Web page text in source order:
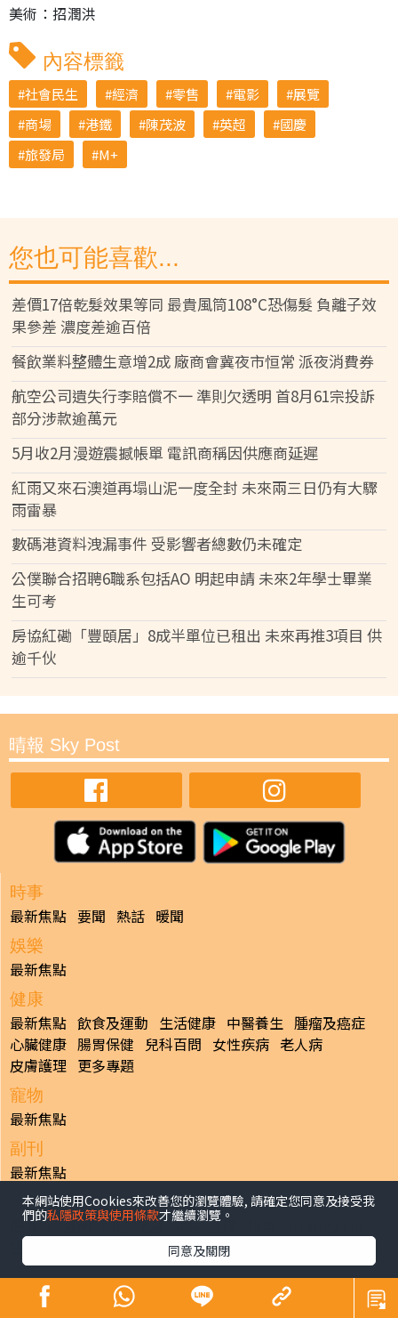
美術：招潤洪
內容標籤
社會民生 經濟 零售 電影
展覽
商場
港鐵 陳茂波 英超
國慶
旅發局
M+
您也可能喜歡...
差價17倍乾髮效果等同 最貴風筒108°C恐傷髮 負離子效
果參差 濃度差逾百倍
餐飲業料整體生意增2成 廠商會冀夜市恒常 派夜消費券
航空公司遺失行李賠償不一 準則欠透明 首8月61宗投訴
部分涉款逾萬元
5月收2月漫遊震撼帳單 電訊商稱因供應商延遲
紅雨又來石澳道再塌山泥一度全封 未來兩三日仍有大驟
雨雷暴
數碼港資料洩漏事件 受影響者總數仍未確定
公僕聯合招聘6職系包括AO 明起申請 未來2年學士畢業
生可考
房協紅磡「豐頤居」8成半單位已租出 未來再推3項目 供
逾千伙
晴報 Sky Post
時事
最新焦點 要聞 熱話 暖聞
娛樂
最新焦點
健康
最新焦點 飲食及運動 生活健康 中醫養生 腫瘤及癌症
心臟健康 腸胃保健 兒科百問 女性疾病 老人病
皮膚護理 更多專題
寵物
最新焦點
副刊
最新焦點
日報
揭頁版 港聞 財經/地產 中國/國際
生活副刊
體育 專題/人物
香港經濟日報版權所有©2026
本網站使用Cookies來改善您的瀏覽體驗, 請確定您同意及接受我
們的私隱政策與使用條款才繼續瀏覽。
同意及關閉